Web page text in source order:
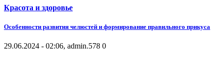
Красота и здоровье
Особенности развития челюстей и формирование правильного прикуса
29.06.2024 - 02:06, admin.578 0